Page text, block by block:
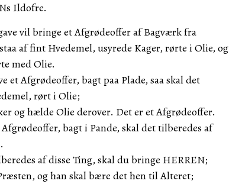
Ildofre.
vil bringe et Afgrødeoffer af Bagværk fra
af fint Hvedemel, usyrede Kager, rørte i Olie, og
med Olie.
et Afgrødeoffer, bagt paa Plade, saa skal det
rørt i Olie;
og hælde Olie derover. Det er et Afgrødeoffer.
bagt i Pande, skal det tilberedes af
af disse Ting, skal du bringe HERREN;
og han skal bære det hen til Alteret;